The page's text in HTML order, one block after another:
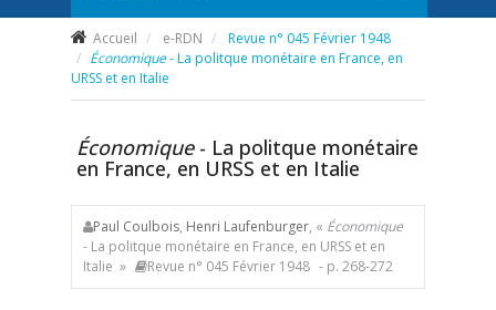
Accueil e-RDN
Revue n° 045 Février 1948
Économique- La politque monétaire en France, en
URSS et en Italie
Économique - La politque monétaire
en France, en URSS et en Italie
Paul Coulbois, Henri Laufenburger, « Économique
- La politque monétaire en France, en URSS et en
Italie »
Revue n° 045 Février 1948 - p. 268-272